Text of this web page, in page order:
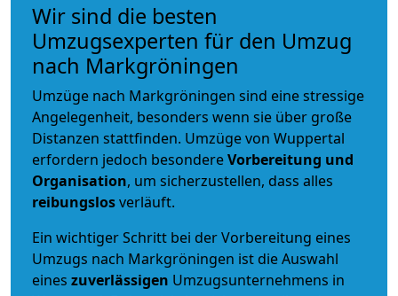
Wir sind die besten
Umzugsexperten für den Umzug
nach Markgröningen
Umzüge nach Markgröningen sind eine stressige
Angelegenheit, besonders wenn sie über große
Distanzen stattfinden. Umzüge von Wuppertal
erfordern jedoch besondereVorbereitung und
Organisation, um sicherzustellen, dass alles
reibungslosverläuft.
Ein wichtiger Schritt bei der Vorbereitung eines
Umzugs nach Markgröningen ist die Auswahl
eines zuverlässigen Umzugsunternehmens in